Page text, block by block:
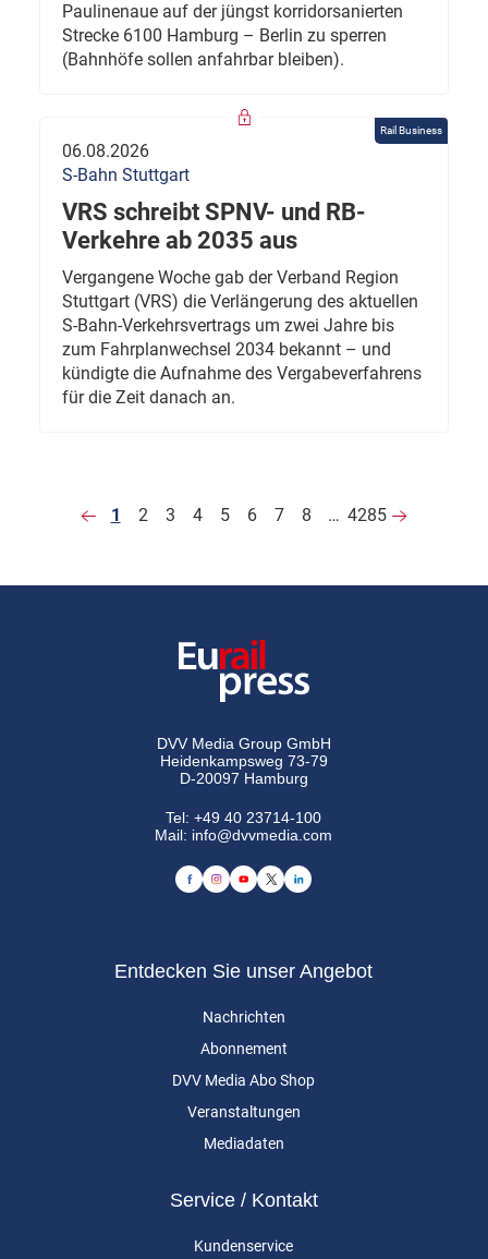
Paulinenaue auf der jüngst korridorsanierten
Strecke 6100 Hamburg – Berlin zu sperren
(Bahnhöfe sollen anfahrbar bleiben).
Rail Business
06.08.2026
S-Bahn Stuttgart
VRS schreibt SPNV- und RB-
Verkehre ab 2035 aus
Vergangene Woche gab der Verband Region
Stuttgart (VRS) die Verlängerung des aktuellen
S-Bahn-Verkehrsvertrags um zwei Jahre bis
zum Fahrplanwechsel 2034 bekannt – und
kündigte die Aufnahme des Vergabeverfahrens
für die Zeit danach an.
1 2 3 4 5 6 7 8 … 4285
DVV Media Group GmbH
Heidenkampsweg 73-79
D-20097 Hamburg
Tel:+49 40 23714-100
Mail: info@dvvmedia.com
Entdecken Sie unser Angebot
Nachrichten
Abonnement
DVV Media Abo Shop
Veranstaltungen
Mediadaten
Service / Kontakt
Kundenservice